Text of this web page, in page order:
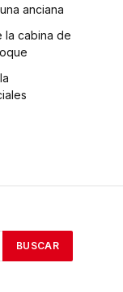
anciana
la cabina de